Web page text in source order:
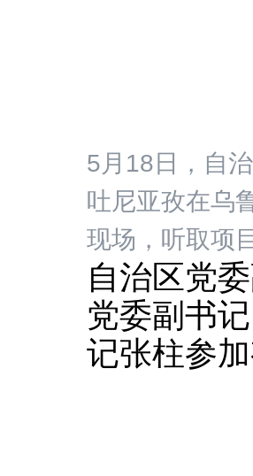
5月18 日，自
吐尼亚孜在乌
现场，听取项
自治区党
党委副书
记张柱参